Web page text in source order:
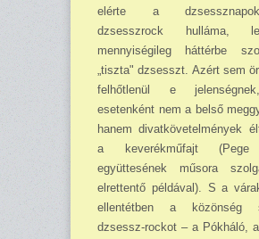
elérte a
dzsesszrock hulláma,
mennyiségileg hát­térbe
„tiszta" dzsesszt. Azért sem
felhőtlenül e
esetenként nem a belső
hanem divatkövetelmények
a keverékműfajt (Pege
együttesének műsora
elrettentő példával). S a
ellentétben a
dzsessz-rockot – a Pókháló,